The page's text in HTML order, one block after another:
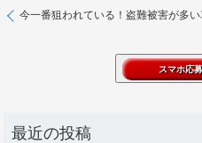
今一番狙われている！盗難被害が多
最近の投稿